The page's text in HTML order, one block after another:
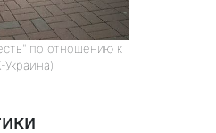
по отношению к